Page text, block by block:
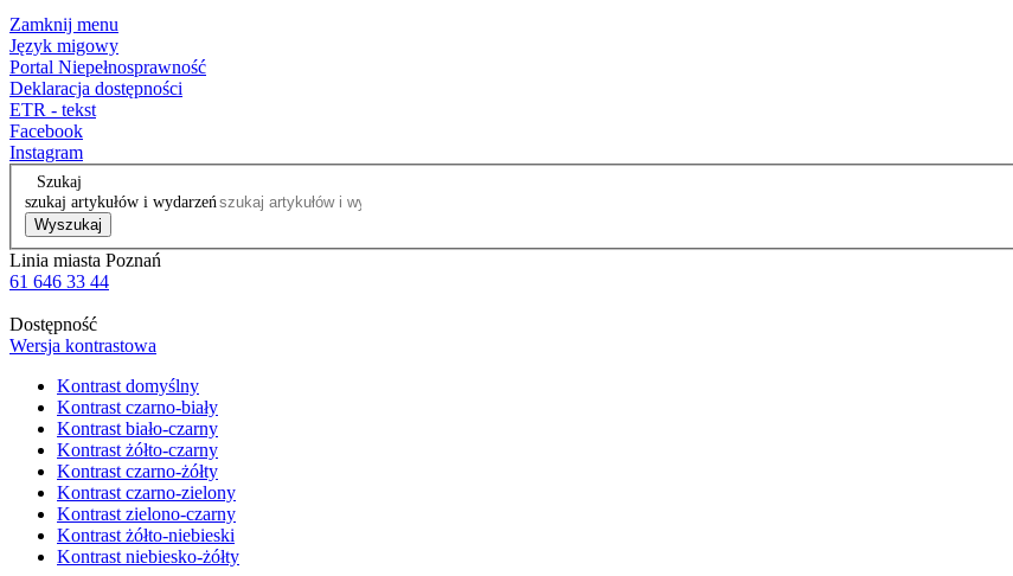
Zamknij menu
Język migowy
Portal Niepełnosprawność
Deklaracja dostępności
ETR - tekst
Facebook
Instagram
Szukaj
szukaj artykułów i wydarzeń
Wyszukaj
Linia miasta Poznań
61 646 33 44
Dostępność
Wersja kontrastowa
Kontrast domyślny
Kontrast czarno-biały
Kontrast biało-czarny
Kontrast żółto-czarny
Kontrast czarno-żółty
Kontrast czarno-zielony
Kontrast zielono-czarny
Kontrast żółto-niebieski
Kontrast niebiesko-żółty